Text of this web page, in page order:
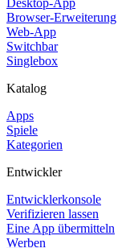
Browser-Erweiterung
Web-App
Switchbar
Singlebox
Katalog
Apps
Spiele
Kategorien
Entwickler
Entwicklerkonsole
Verifizieren lassen
Eine App übermitteln
Werben